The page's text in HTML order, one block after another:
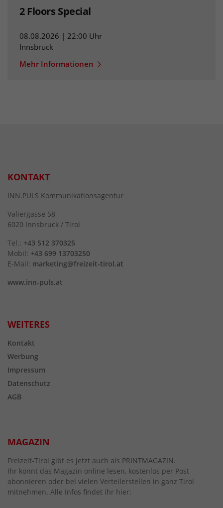
2 Floors Special
08.08.2026 | 22:00 Uhr
Innsbruck
Mehr Informationen
KONTAKT
INN.PULS Kommunikationsagentur
Valiergasse 58
6020 Innsbruck / Tirol
Tel.: +43 512 370325
Mobil: +43 699 13703250
E-Mail: marketing@freizeit-tirol.at
www.inn-puls.at
WEITERES
Kontakt
Werbung
Impressum
Datenschutz
AGB
MAGAZIN
Freizeit-Tirol gibt es jetzt auch als PRINTMAGAZIN.
Ihr könnt das Magazin online lesen, kostenlos per Post
abonnieren oder bei vielen Verteilerstellen in ganz Tirol
mitnehmen. Alle Infos findet ihr hier: